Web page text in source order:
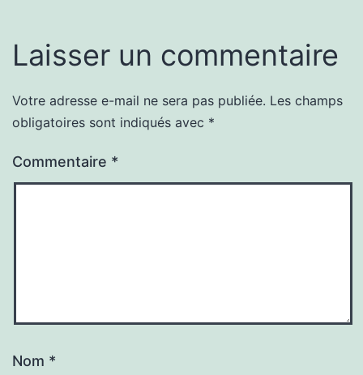
Laisser un commentaire
Votre adresse e-mail ne sera pas publiée. Les champs
obligatoires sont indiqués avec *
Commentaire *
Nom *